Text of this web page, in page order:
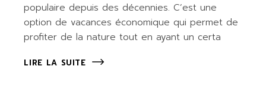
populaire depuis des décennies. C’est une
option de vacances économique qui permet de
profiter de la nature tout en ayant un certa
LIRE LA SUITE